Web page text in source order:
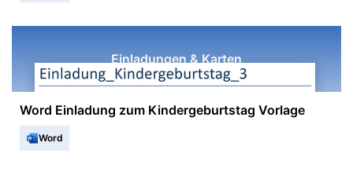
Einladungen & Karten
Word Einladung zum Kindergeburtstag Vorlage
Word